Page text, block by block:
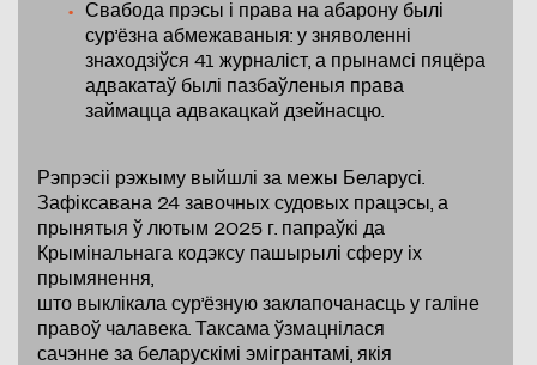
Свабода прэсы і права на абарону былі
сур’ёзна абмежаваныя: у зняволенні
знаходзіўся 41 журналіст, а прынамсі пяцёра
адвакатаў былі пазбаўленыя права
займацца адвакацкай дзейнасцю.
Рэпрэсіі рэжыму выйшлі за межы Беларусі.
Зафіксавана 24 завочных судовых працэсы, а
прынятыя ў лютым 2025 г. папраўкі да
Крымінальнага кодэксу пашырылі сферу іх
прымянення,
што выклікала сур’ёзную заклапочанасць у галіне
правоў чалавека. Таксама ўзмацнілася
сачэнне за беларускімі эмігрантамі, якія